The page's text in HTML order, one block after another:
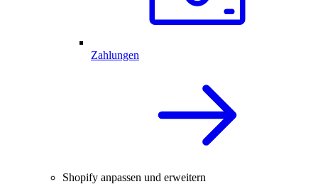
Zahlungen
Shopify anpassen und erweitern